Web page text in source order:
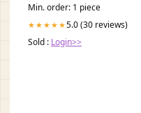
Min. order: 1 piece
★★★★★5.0 (30 reviews)
Sold : Login>>